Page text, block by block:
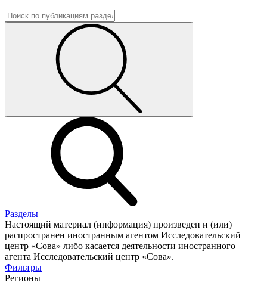
Разделы
Настоящий материал (информация) произведен и (или)
распространен иностранным агентом Исследовательский
центр «Сова» либо касается деятельности иностранного
агента Исследовательский центр «Сова».
Фильтры
Регионы